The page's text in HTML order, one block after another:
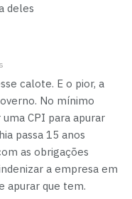
deles
calote. E o pior, a
No mínimo
CPI para apurar
passa 15 anos
as obrigações
a empresa em
apurar que tem.